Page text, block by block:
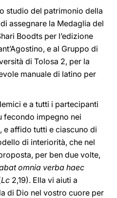
studio del patrimonio della
assegnare la Medaglia del
Boodts per l’edizione
e al Gruppo di
di Tolosa 2, per la
manuale di latino per
e a tutti i partecipanti
fecondo impegno nei
affido tutti e ciascuno di
di interiorità, che nel
per ben due volte,
omnia verba haec
Lc 2,19). Ella vi aiuti a
di Dio nel vostro cuore per